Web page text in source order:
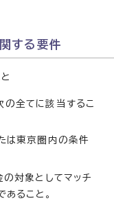
する要件
の全てに該当するこ
は東京圏内の条件
対象としてマッチ
ること。